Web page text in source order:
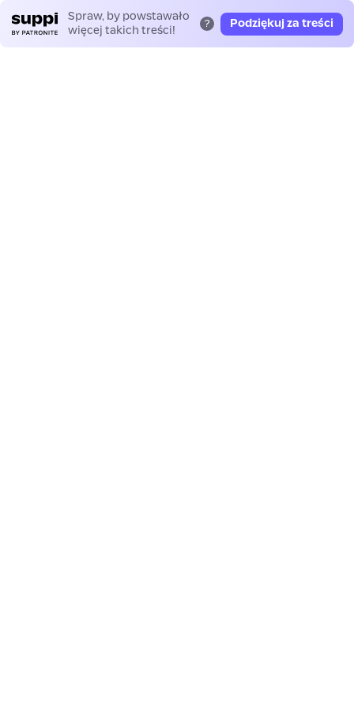
Spraw, by powstawało
więcej takich treści!
? Podziękuj za treści